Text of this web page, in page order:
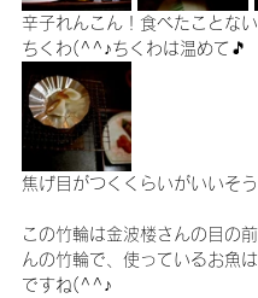
辛子れんこん！食べたことな
ちくわ(^^♪ちくわは温めて🎵
焦げ目がつくくらいがいいそ
この竹輪は金波楼さんの目の
んの竹輪で、使っているお魚
ですね(^^♪